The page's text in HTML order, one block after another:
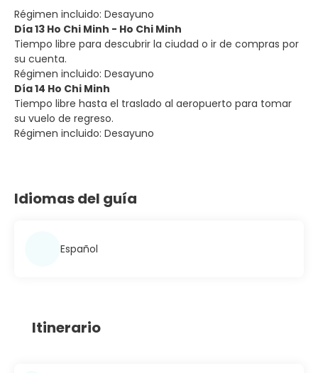
Régimen incluido: Desayuno
Día 13 Ho Chi Minh - Ho Chi Minh
Tiempo libre para descubrir la ciudad o ir de compras por
su cuenta.
Régimen incluido: Desayuno
Día 14 Ho Chi Minh
Tiempo libre hasta el traslado al aeropuerto para tomar
su vuelo de regreso.
Régimen incluido: Desayuno
Idiomas del guía
Español
Itinerario